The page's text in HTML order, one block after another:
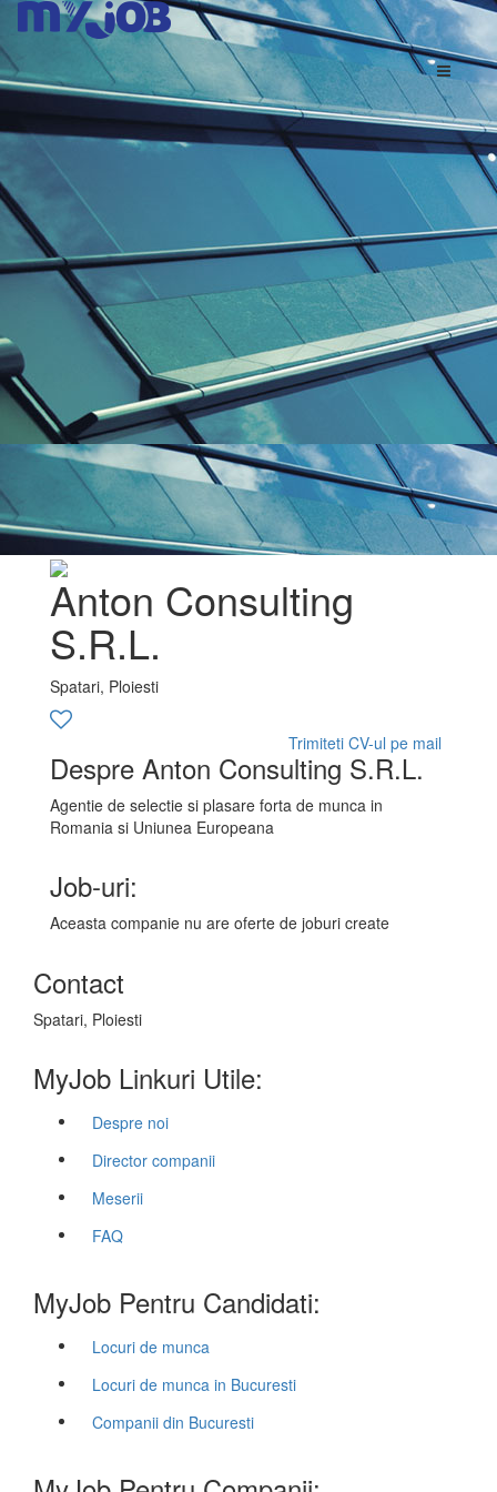
Anton Consulting
S.R.L.
Spatari, Ploiesti
Trimiteti CV-ul pe mail
Despre Anton Consulting S.R.L.
Agentie de selectie si plasare forta de munca in
Romania si Uniunea Europeana
Job-uri:
Aceasta companie nu are oferte de joburi create
Contact
Spatari, Ploiesti
MyJob Linkuri Utile:
Despre noi
Director companii
Meserii
FAQ
MyJob Pentru Candidati:
Locuri de munca
Locuri de munca in Bucuresti
Companii din Bucuresti